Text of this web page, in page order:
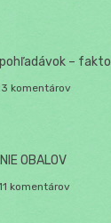
pohľadávok –
komentárov
OBALOV
komentárov